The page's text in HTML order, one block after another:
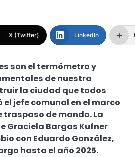
X (Twitter) LinkedIn
son el termómetro y
de nuestra
la ciudad que todos
jefe comunal en el marco
traspaso de mando. La
Graciela Bargas Kufner
con Eduardo González,
hasta el año 2025.